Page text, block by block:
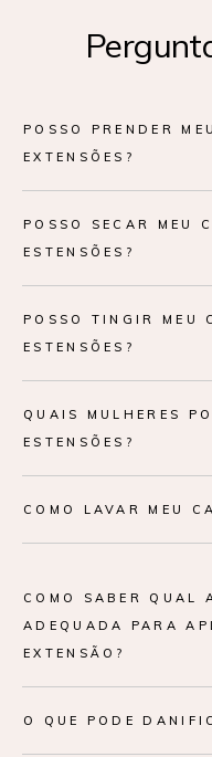
POSSO PRENDER
EXTENSÕES?
POSSO SECAR MEU
ESTENSÕES?
POSSO TINGIR MEU
ESTENSÕES?
QUAIS MULHERES
ESTENSÕES?
COMO LAVAR MEU
COMO SABER QUAL
ADEQUADA PARA
EXTENSÃO?
O QUE PODE